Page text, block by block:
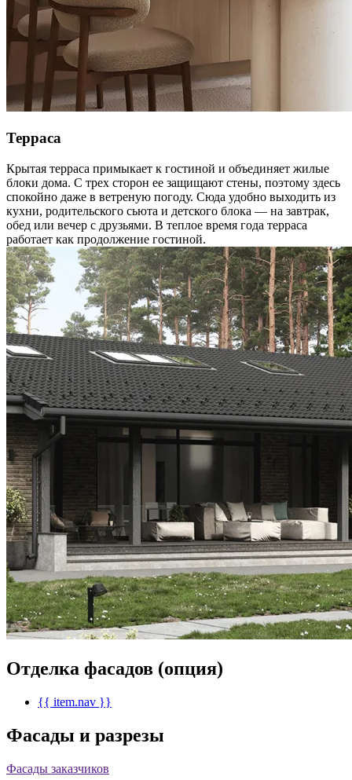
Терраса
Крытая терраса примыкает к гостиной и объединяет жилые
блоки дома. С трех сторон ее защищают стены, поэтому здесь
спокойно даже в ветреную погоду. Сюда удобно выходить из
кухни, родительского сьюта и детского блока — на завтрак,
обед или вечер с друзьями. В теплое время года терраса
работает как продолжение гостиной.
Отделка фасадов (опция)
{{ item.nav }}
Фасады и разрезы
Фасады заказчиков